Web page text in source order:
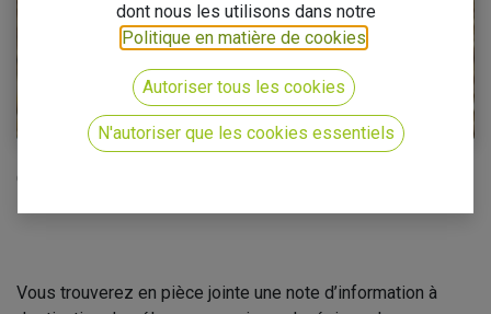
ORGANISATION DE L’ACHAT DES REPRODUCTEURS DU
Vous trouverez en pièce jointe une note d’information à
dont nous les utilisons dans notre
Politique en matière de cookies
Autoriser tous les cookies
N'autoriser que les cookies essentiels